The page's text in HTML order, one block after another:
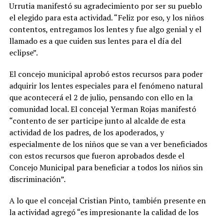
Urrutia manifestó su agradecimiento por ser su pueblo
el elegido para esta actividad. “Feliz por eso, y los niños
contentos, entregamos los lentes y fue algo genial y el
llamado es a que cuiden sus lentes para el día del
eclipse”.
El concejo municipal aprobó estos recursos para poder
adquirir los lentes especiales para el fenómeno natural
que acontecerá el 2 de julio, pensando con ello en la
comunidad local. El concejal Yerman Rojas manifestó
“contento de ser participe junto al alcalde de esta
actividad de los padres, de los apoderados, y
especialmente de los niños que se van a ver beneficiados
con estos recursos que fueron aprobados desde el
Concejo Municipal para beneficiar a todos los niños sin
discriminación”.
A lo que el concejal Cristian Pinto, también presente en
la actividad agregó “es impresionante la calidad de los